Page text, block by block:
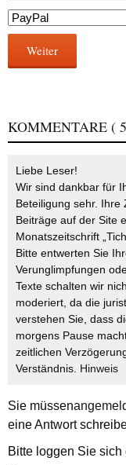
Weiter
KOMMENTARE (
Liebe Leser!
Wir sind dankbar für
Beteiligung sehr.
Beiträge auf der Site
Monatszeitschrift
Bitte entwerten Sie
Verunglimpfungen
Texte schalten wir
moderiert, da die
verstehen Sie, dass
morgens Pause
zeitlichen
Verständnis. Hinweis
Sie müssen
eine Antwort
Bitte loggen Sie sich